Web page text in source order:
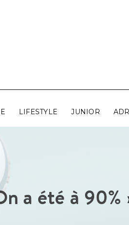
LIFESTYLE JUNIOR
a été à